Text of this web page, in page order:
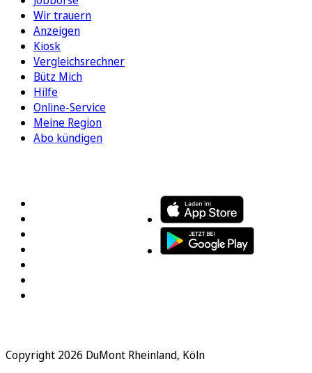
Wir trauern
Anzeigen
Kiosk
Vergleichsrechner
Bütz Mich
Hilfe
Online-Service
Meine Region
Abo kündigen
Copyright 2026 DuMont Rheinland, Köln